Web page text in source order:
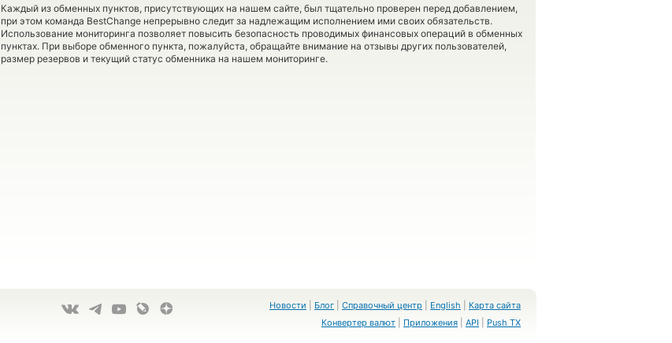
Каждый из обменных пунктов, присутствующих на нашем сайте, был тщательно проверен перед добавлением,
при этом команда BestChange непрерывно следит за надлежащим исполнением ими своих обязательств.
Использование мониторинга позволяет повысить безопасность проводимых финансовых операций в обменных
пунктах. При выборе обменного пункта, пожалуйста, обращайте внимание на отзывы других пользователей,
размер резервов и текущий статус обменника на нашем мониторинге.
Новости Блог Справочный центр English
Карта сайта
Конвертер валют
Приложения API Push TX